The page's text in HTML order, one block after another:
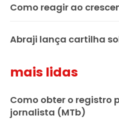
Como reagir ao
Abraji lança cartilha
mais lidas
Como obter o registro
jornalista (MTb)